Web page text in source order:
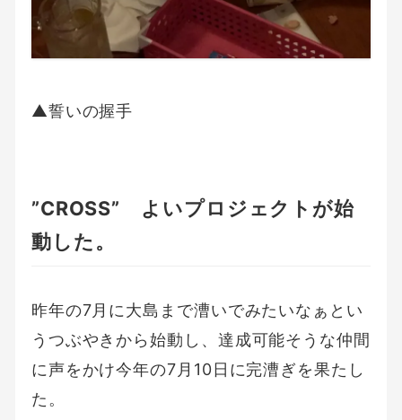
▲誓いの握手
”CROSS” よいプロジェクトが始
動した。
昨年の7月に大島まで漕いでみたいなぁとい
うつぶやきから始動し、達成可能そうな仲間
に声をかけ今年の7月10日に完漕ぎを果たし
た。